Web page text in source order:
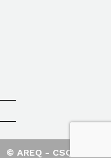
© AREQ - CSQ - 2020